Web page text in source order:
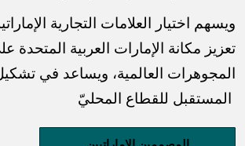
ويسهم اختيار العلامات التجارية
تعزيز مكانة الإمارات العربية المتحدة
المجوهرات العالمية، ويساعد في